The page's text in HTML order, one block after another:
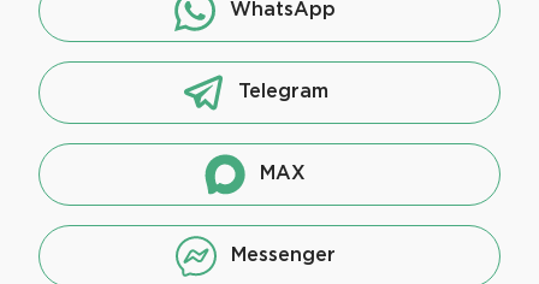
WhatsApp
Telegram
MAX
Messenger